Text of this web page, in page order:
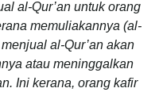
al-Qur’an untuk orang
memuliakannya (al-
al-Qur’an akan
atau meninggalkan
Ini kerana, orang kafir